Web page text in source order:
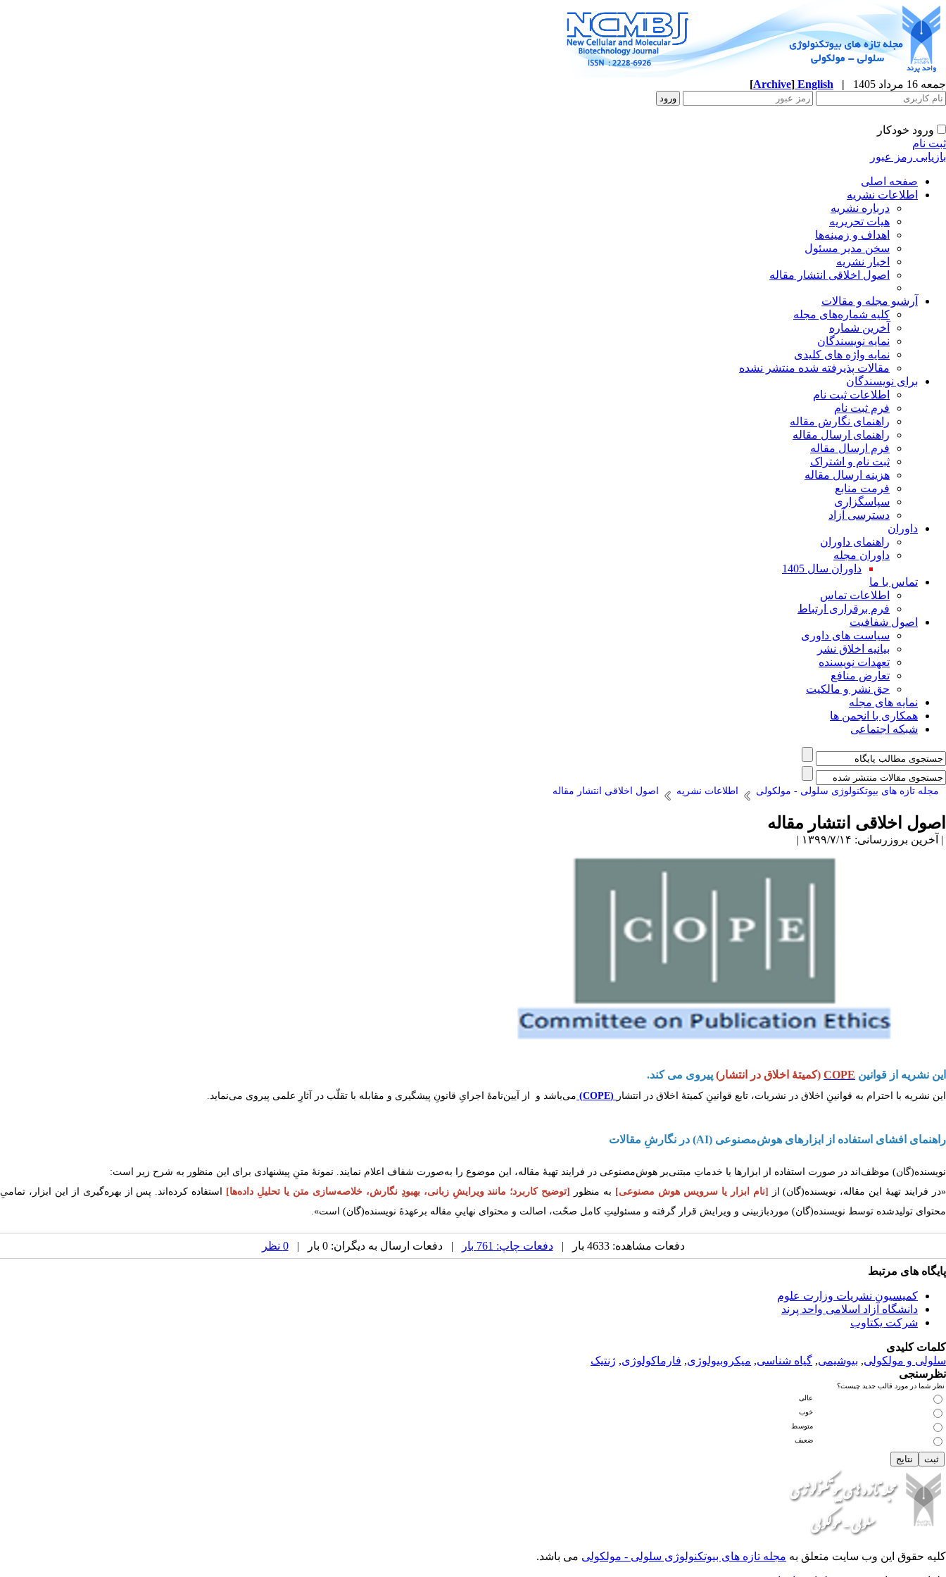
جمعه 16 مرداد 1405 |
English
[Archive]
ورود خودکار
ثبت نام
بازیابی رمز عبور
صفحه اصلی
اطلاعات نشریه
درباره نشریه
هیات تحریریه
اهداف و زمینه‌ها
سخن مدیر مسئول
اخبار نشریه
اصول اخلاقی انتشار مقاله
آرشیو مجله و مقالات
کلیه شماره‌های مجله
آخرین شماره
نمایه نویسندگان
نمایه واژه های کلیدی
مقالات پذیرفته شده منتشر نشده
برای نویسندگان
اطلاعات ثبت نام
فرم ثبت نام
راهنمای نگارش مقاله
راهنمای ارسال مقاله
فرم ارسال مقاله
ثبت نام و اشتراک
هزینه ارسال مقاله
فرمت منابع
سپاسگزاری
دسترسی آزاد
داوران
راهنمای داوران
داوران مجله
داوران سال 1405
تماس با ما
اطلاعات تماس
فرم برقراری ارتباط
اصول شفافیت
سیاست های داوری
بیانیه اخلاق نشر
تعهدات نویسنده
تعارض منافع
حق نشر و مالکیت
نمایه های مجله
همکاری با انجمن ها
شبکه اجتماعی
مجله تازه های بیوتکنولوژی سلولی - مولکولی اطلاعات نشریه اصول اخلاقی انتشار مقاله
اصول اخلاقی انتشار مقاله
| آخرین بروزرسانی: ۱۳۹۹/۷/۱۴ |
این نشریه از قوانین COPE (کمیتۀ اخلاق در انتشار) پیروی می کند.
ین نشریه ﺑﺎ اﺣﺘﺮام ﺑﻪ ﻗﻮاﻧﯿﻦِ اﺧﻼق در ﻧﺸﺮیات، ﺗﺎﺑﻊ ﻗﻮاﻧﯿﻦِ کمیتۀ اﺧﻼق در اﻧﺘﺸﺎر (COPE) می‌باشد و از آیین‌ﻧﺎﻣۀ اﺟﺮایِ ﻗﺎﻧﻮنِ پیشگیری و ﻣﻘﺎﺑﻠﻪ ﺑﺎ ﺗﻘﻠّﺐ در آثارِ علمی پیروی می‌نماید.
راهنمای افشای استفاده از ابزارهای هوش‌مصنوعی (AI) در نگارشِ مقالات
نویسنده(گان) موظف‌اند در صورت استفاده از ابزارها یا خدماتِ مبتنی‌بر هوش‌مصنوعی در فرایند تهیۀ مقاله، این موضوع را به‌صورت شفاف اعلام نمایند. نمونۀ متنِ پیشنهادی برای این منظور به شرح زیر است:
«در فرایند تهیۀ این مقاله، نویسنده(گان) از
[نام ابزار یا سرویس هوش مصنوعی] به منظور [توضیح کاربرد؛ مانند ویرایشِ زبانی، بهبودِ نگارش، خلاصه‌سازی متن یا تحلیلِ داده‌ها]
استفاده کرده‌اند. پس از بهره‌گیری از این ابزار، تمامیِ
محتوای تولیدشده توسط نویسنده(گان) موردبازبینی و ویرایش قرار گرفته و مسئولیتِ کامل صحّت، اصالت و محتوای نهاییِ مقاله برعهدۀ نویسنده(گان) است».
دفعات مشاهده: 4633 بار | دفعات چاپ: 761 بار | دفعات ارسال به دیگران: 0 بار | 0 نظر
پایگاه های مرتبط
کمیسیون نشریات وزارت علوم
دانشگاه آزاد اسلامی واحد پرند
شرکت یکتاوب
کلمات کلیدی
سلولی و مولکولی, بیوشیمی, گیاه شناسی, میکروبیولوژی, فارماکولوژی, ژنتیک
نظرسنجی
نظر شما در مورد قالب جدید چیست؟
عالی
خوب
متوسط
ضعیف
کلیه حقوق این وب سایت متعلق به مجله تازه های بیوتکنولوژی سلولی - مولکولی می باشد.